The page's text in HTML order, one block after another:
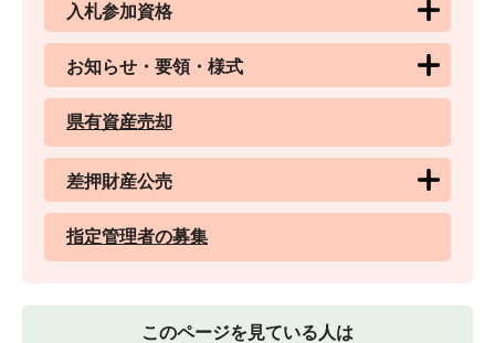
入札参加資格
お知らせ・要領・様式
県有資産売却
差押財産公売
指定管理者の募集
このページを見ている人は